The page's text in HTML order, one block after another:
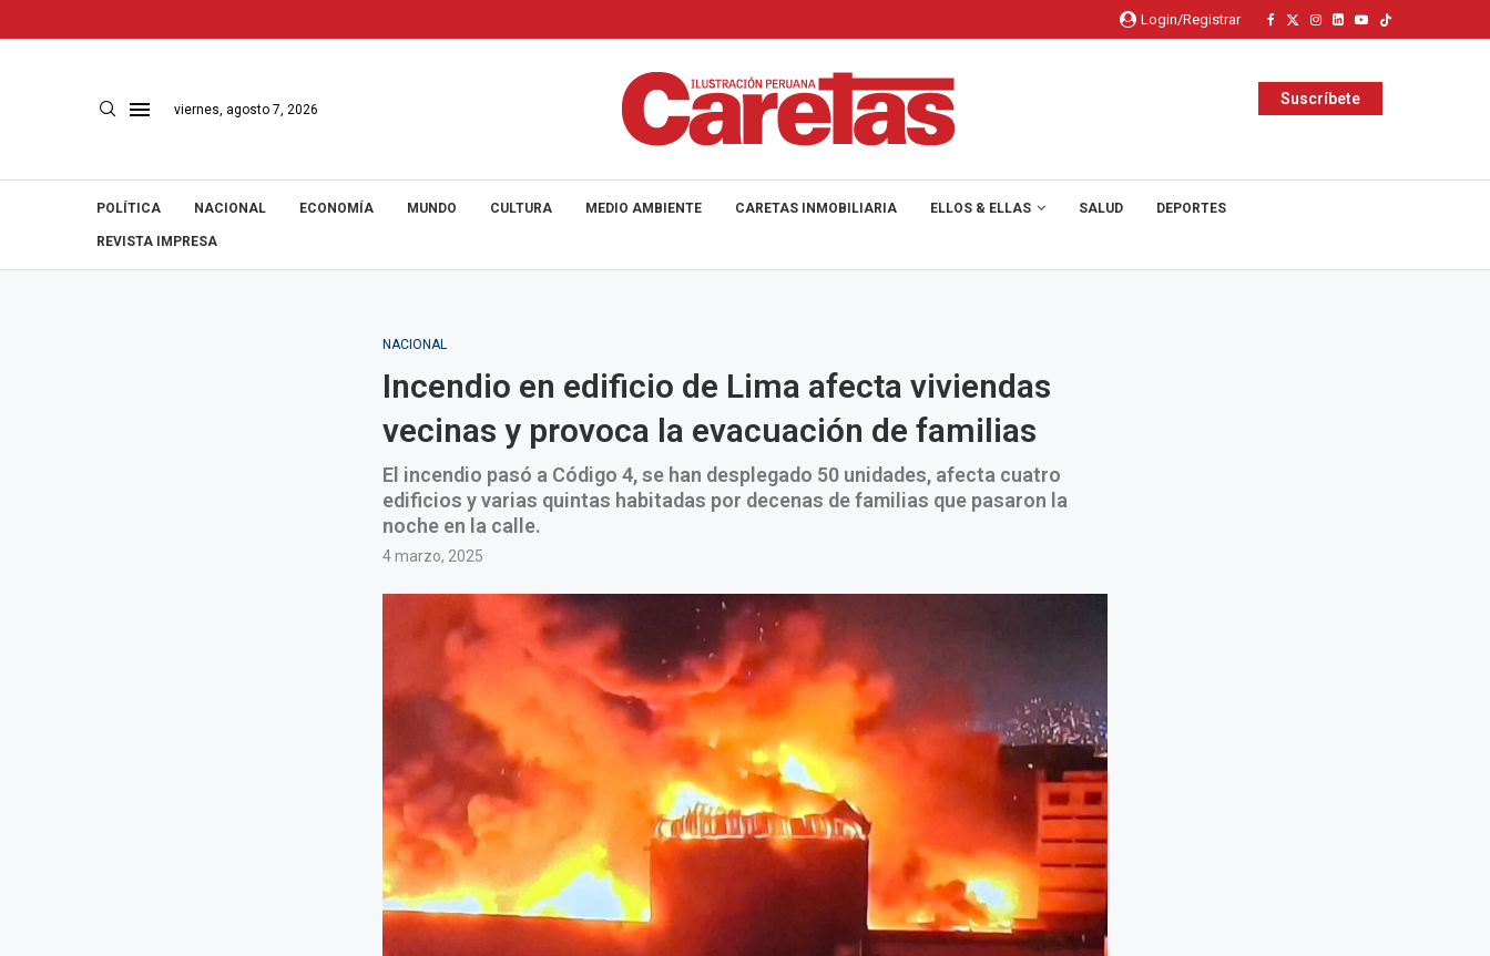
Login/Registrar
viernes, agosto 7, 2026
Suscríbete
POLÍTICA NACIONAL ECONOMÍA MUNDO CULTURA MEDIO AMBIENTE CARETAS INMOBILIARIA ELLOS & ELLAS SALUD DEPORTES
REVISTA IMPRESA
NACIONAL
Incendio en edificio de Lima afecta viviendas
vecinas y provoca la evacuación de familias
El incendio pasó a Código 4, se han desplegado 50 unidades, afecta cuatro
edificios y varias quintas habitadas por decenas de familias que pasaron la
noche en la calle.
4 marzo, 2025